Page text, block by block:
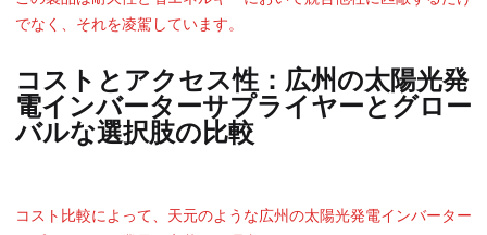
でなく、それを凌駕しています。
コストとアクセス性：広州の太陽光発
電インバーターサプライヤーとグロー
バルな選択肢の比較
コスト比較によって、天元のような広州の太陽光発電インバーター